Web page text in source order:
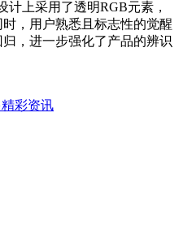
计上采用了透明RGB元素，
，用户熟悉且标志性的觉醒
，进一步强化了产品的辨识
彩资讯